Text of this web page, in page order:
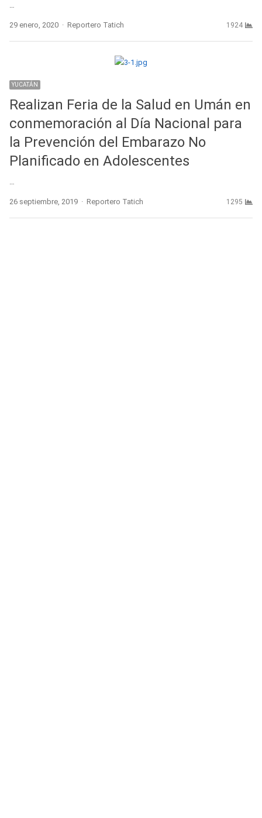
…
29 enero, 2020 Author
Reportero Tatich 1924
YUCATÁN
Realizan Feria de la Salud en Umán en
conmemoración al Día Nacional para
la Prevención del Embarazo No
Planificado en Adolescentes
…
26 septiembre, 2019 Author
Reportero Tatich 1295